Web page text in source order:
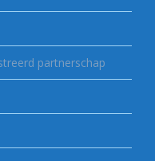
partnerschap